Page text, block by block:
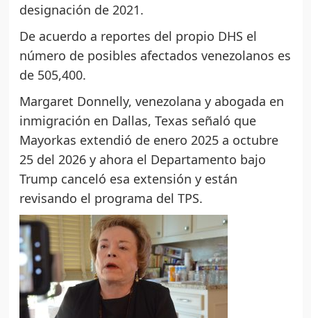
designación de 2021.
De acuerdo a reportes del propio DHS el
número de posibles afectados venezolanos es
de 505,400.
Margaret Donnelly, venezolana y abogada en
inmigración en Dallas, Texas señaló que
Mayorkas extendió de enero 2025 a octubre
25 del 2026 y ahora el Departamento bajo
Trump canceló esa extensión y están
revisando el programa del TPS.